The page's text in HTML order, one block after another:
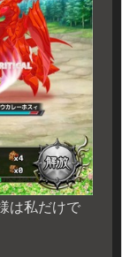
は私だけで